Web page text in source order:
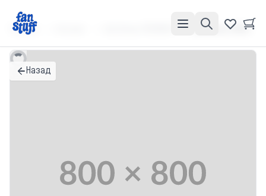
Главная Футболка ПРЕМИУМ "Бесишь"
Назад